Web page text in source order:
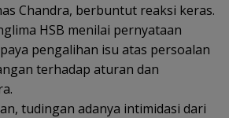
Chandra, berbuntut reaksi keras.
HSB menilai pernyataan
pengalihan isu atas persoalan
terhadap aturan dan
tudingan adanya intimidasi dari